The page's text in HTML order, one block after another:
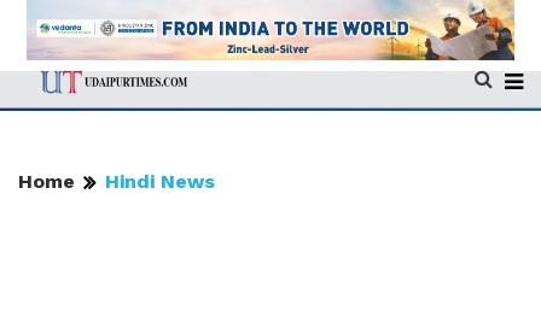
Home Hindi News